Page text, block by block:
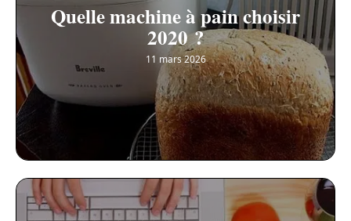
Quelle machine à pain choisir
2020 ?
11 mars 2026